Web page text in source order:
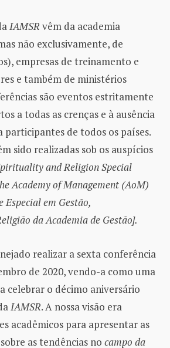
IAMSR vêm da academia
não exclusivamente, de
empresas de treinamento e
e também de ministérios
são eventos estritamente
a todas as crenças e à ausência
participantes de todos os países.
sido realizadas sob os auspícios
and Religion Special
Academy of Management (AoM)
Especial em Gestão,
da Academia de Gestão].
realizar a sexta conferência
de 2020, vendo-a como uma
celebrar o décimo aniversário
IAMSR. A nossa visão era
acadêmicos para apresentar as
as tendências no campo da